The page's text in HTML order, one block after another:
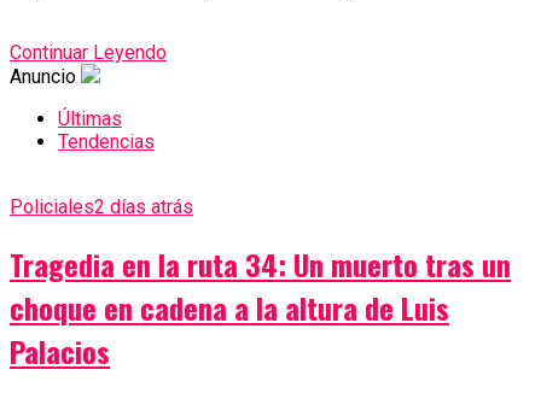
Continuar Leyendo
Anuncio
Últimas
Tendencias
Policiales2 días atrás
Tragedia en la ruta 34: Un muerto tras un
choque en cadena a la altura de Luis
Palacios